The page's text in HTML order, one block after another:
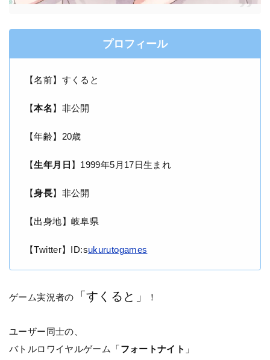
プロフィール
【名前】すくると
【本名】非公開
【年齢】20歳
【生年月日 】1999年5月17日生まれ
【身長】非公開
【出身地】岐阜県
【Twitter】ID:sukurutogames
ゲーム実況者の 「すくると」 ！
ユーザー同士の、
バトルロワイヤルゲーム「フォートナイト 」